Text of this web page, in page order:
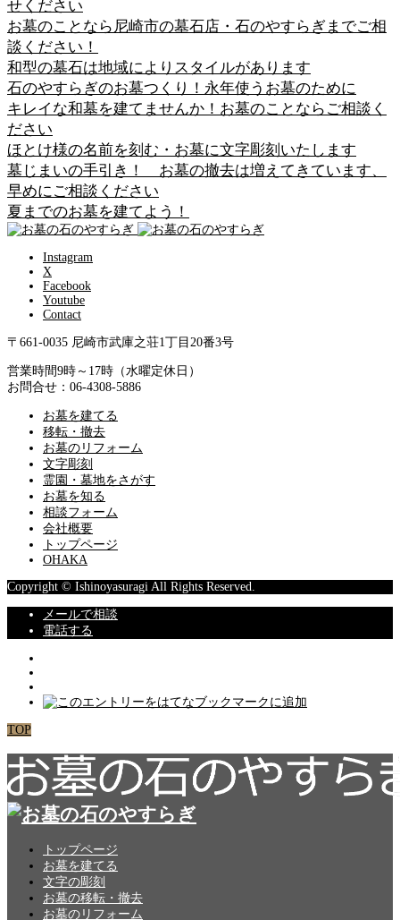
せください
お墓のことなら尼崎市の墓石店・石のやすらぎまでご相
談ください！
和型の墓石は地域によりスタイルがあります
石のやすらぎのお墓つくり！永年使うお墓のために
キレイな和墓を建てませんか！お墓のことならご相談く
ださい
ほとけ様の名前を刻む・お墓に文字彫刻いたします
墓じまいの手引き！ お墓の撤去は増えてきています、
早めにご相談ください
夏までのお墓を建てよう！
Instagram
X
Facebook
Youtube
Contact
〒661-0035 尼崎市武庫之荘1丁目20番3号
営業時間9時～17時（水曜定休日）
お問合せ：06-4308-5886
お墓を建てる
移転・撤去
お墓のリフォーム
文字彫刻
霊園・墓地をさがす
お墓を知る
相談フォーム
会社概要
トップページ
OHAKA
Copyright © Ishinoyasuragi All Rights Reserved.
メールで相談
電話する
TOP
トップページ
お墓を建てる
文字の彫刻
お墓の移転・撤去
お墓のリフォーム